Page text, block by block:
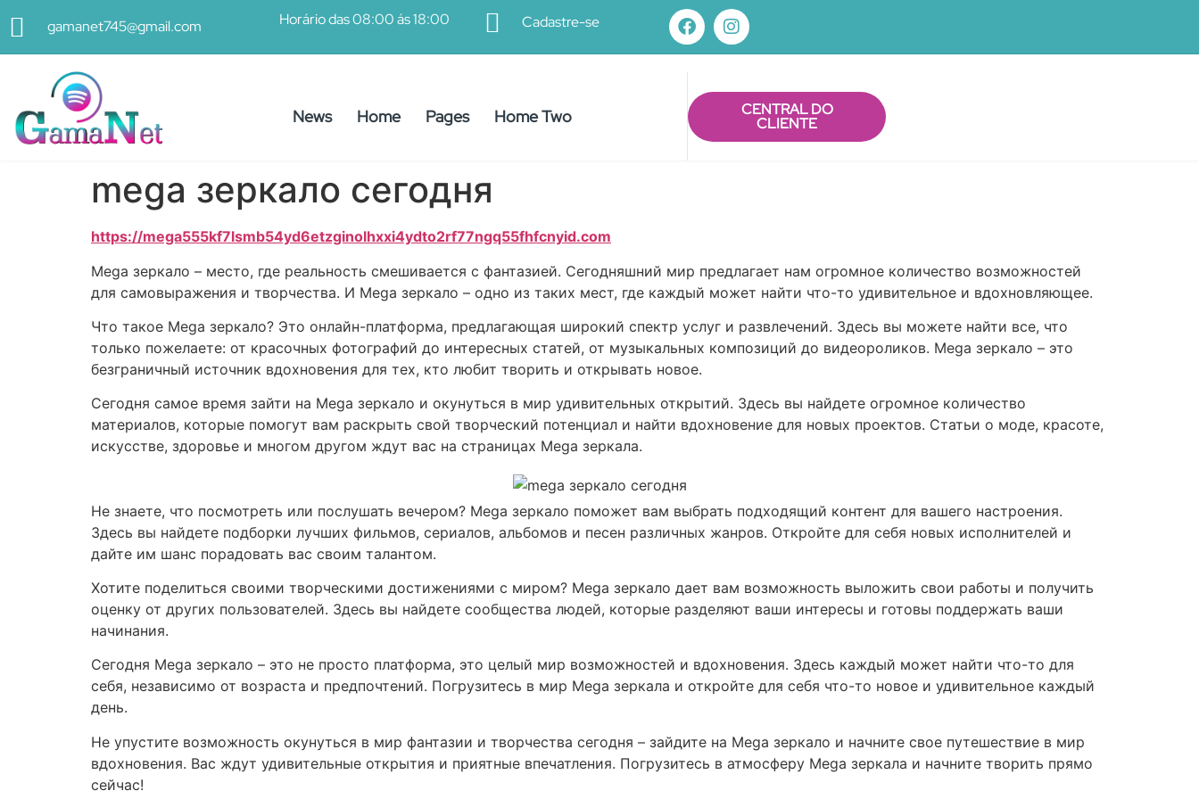
gamanet745@gmail.com Horário das 08:00 ás 18:00 Cadastre-se
News Home Pages Home Two CENTRAL DO
CLIENTE
mega зеркало сегодня
https://mega555kf7lsmb54yd6etzginolhxxi4ydto2rf77ngq55fhfcnyid.com
Mega зеркало – место, где реальность смешивается с фантазией. Сегодняшний мир предлагает нам огромное количество возможностей
для самовыражения и творчества. И Mega зеркало – одно из таких мест, где каждый может найти что-то удивительное и вдохновляющее.
Что такое Mega зеркало? Это онлайн-платформа, предлагающая широкий спектр услуг и развлечений. Здесь вы можете найти все, что
только пожелаете: от красочных фотографий до интересных статей, от музыкальных композиций до видеороликов. Mega зеркало – это
безграничный источник вдохновения для тех, кто любит творить и открывать новое.
Сегодня самое время зайти на Mega зеркало и окунуться в мир удивительных открытий. Здесь вы найдете огромное количество
материалов, которые помогут вам раскрыть свой творческий потенциал и найти вдохновение для новых проектов. Статьи о моде, красоте,
искусстве, здоровье и многом другом ждут вас на страницах Mega зеркала.
Не знаете, что посмотреть или послушать вечером? Mega зеркало поможет вам выбрать подходящий контент для вашего настроения.
Здесь вы найдете подборки лучших фильмов, сериалов, альбомов и песен различных жанров. Откройте для себя новых исполнителей и
дайте им шанс порадовать вас своим талантом.
Хотите поделиться своими творческими достижениями с миром? Mega зеркало дает вам возможность выложить свои работы и получить
оценку от других пользователей. Здесь вы найдете сообщества людей, которые разделяют ваши интересы и готовы поддержать ваши
начинания.
Сегодня Mega зеркало – это не просто платформа, это целый мир возможностей и вдохновения. Здесь каждый может найти что-то для
себя, независимо от возраста и предпочтений. Погрузитесь в мир Mega зеркала и откройте для себя что-то новое и удивительное каждый
день.
Не упустите возможность окунуться в мир фантазии и творчества сегодня – зайдите на Mega зеркало и начните свое путешествие в мир
вдохновения. Вас ждут удивительные открытия и приятные впечатления. Погрузитесь в атмосферу Mega зеркала и начните творить прямо
сейчас!